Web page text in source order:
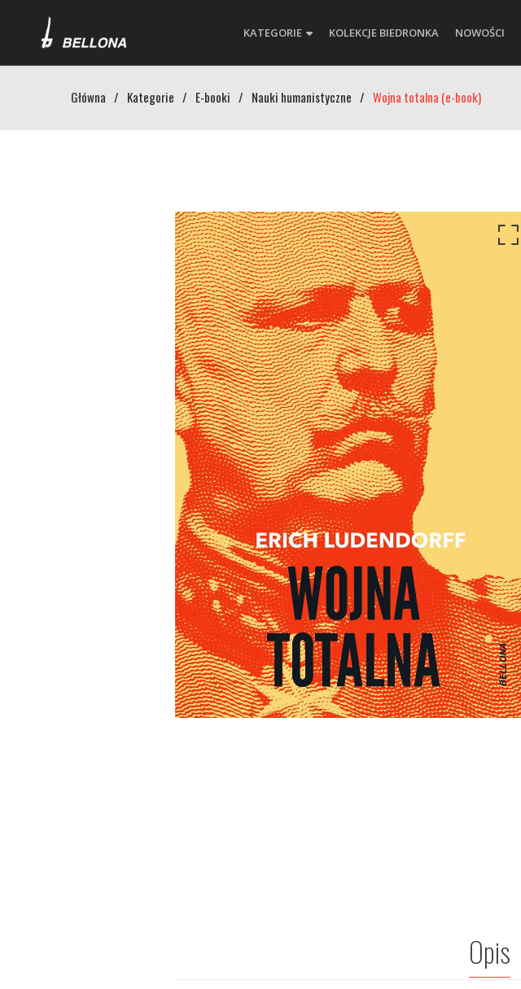
KATEGORIE KOLEKCJE BIEDRONKA NOWOŚCI
Główna / Kategorie / E-booki / Nauki humanistyczne / Wojna totalna (e-book)
Opis